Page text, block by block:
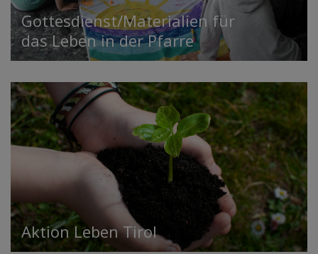
Gottesdienst/Materialien für
das Leben in der Pfarre
Aktion Leben Tirol